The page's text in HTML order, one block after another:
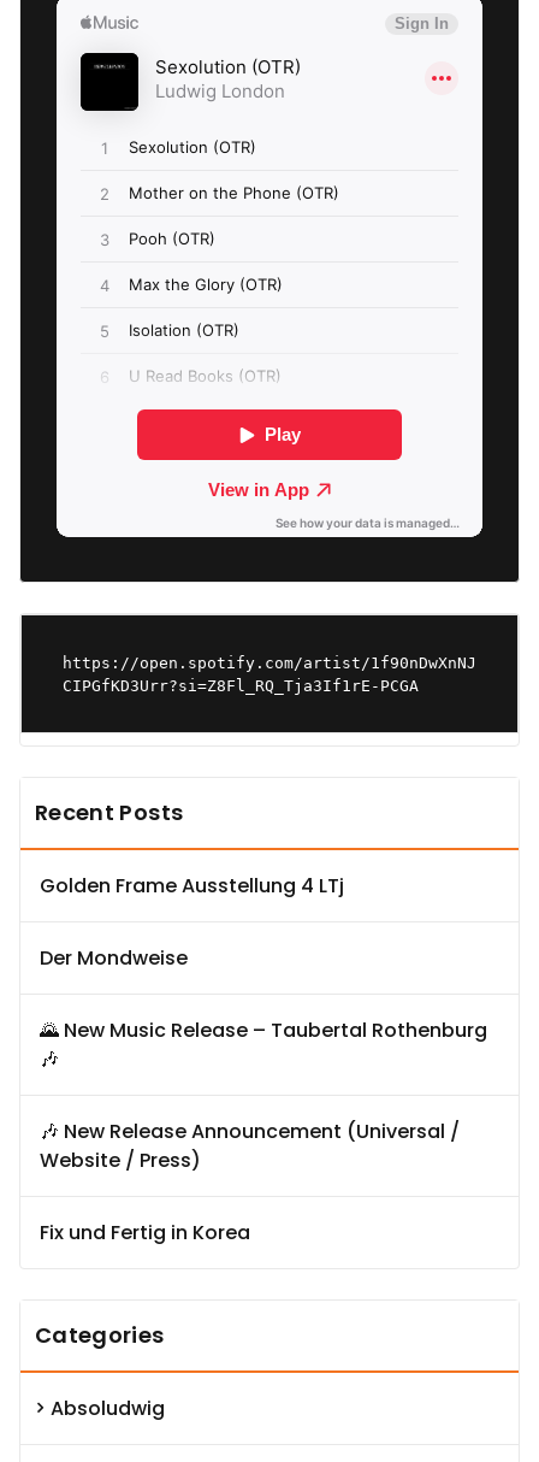
https://open.spotify.com/artist/1f90nDwXnNJ
CIPGfKD3Urr?si=Z8Fl_RQ_Tja3If1rE-PCGA
Recent Posts
Golden Frame Ausstellung 4 LTj
Der Mondweise
🌄 New Music Release – Taubertal Rothenburg
🎶
🎶 New Release Announcement (Universal /
Website / Press)
Fix und Fertig in Korea
Categories
Absoludwig